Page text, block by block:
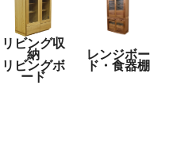
リビング収
納
リビングボ
ード
レンジボー
ド・食器棚